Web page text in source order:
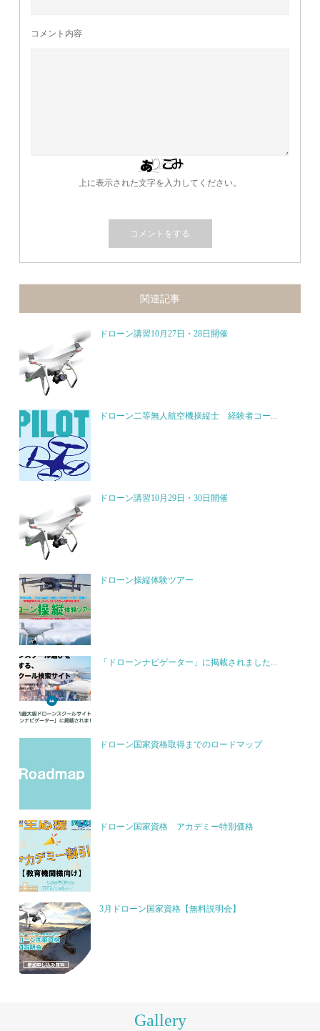
コメント内容
上に表示された文字を入力してください。
関連記事
ドローン講習10月27日・28日開催
ドローン二等無人航空機操縦士 経験者コー...
ドローン講習10月29日・30日開催
ドローン操縦体験ツアー
「ドローンナビゲーター」に掲載されました...
ドローン国家資格取得までのロードマップ
ドローン国家資格 アカデミー特別価格
3月ドローン国家資格【無料説明会】
Gallery